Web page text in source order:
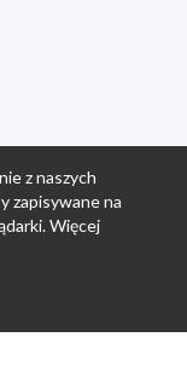
z naszych
zapisywane na
Więcej